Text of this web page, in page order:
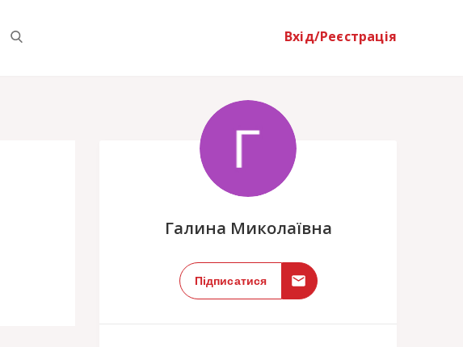
Вхід/Реєстрація
Галина Миколаївна
Підписатися